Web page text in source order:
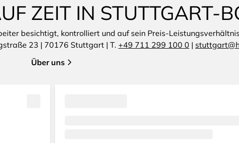
ZEIT IN STUTTGART-
besichtigt, kontrolliert und auf sein Preis-
23 | 70176 Stuttgart | T. +49 711 299 100 0 |
Über uns